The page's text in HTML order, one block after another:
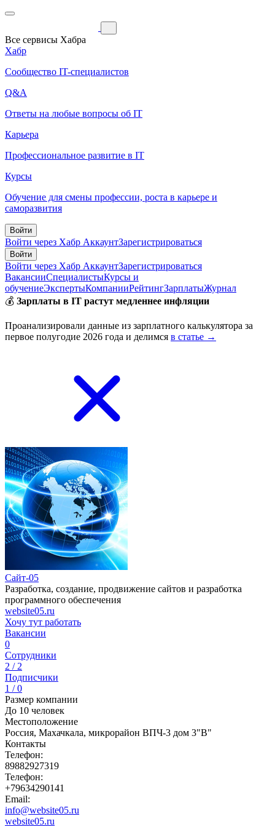
Все сервисы Хабра
Хабр
Сообщество IT-специалистов
Q&A
Ответы на любые вопросы об IT
Карьера
Профессиональное развитие в IT
Курсы
Обучение для смены профессии, роста в карьере и
саморазвития
Войти
Войти через Хабр АккаунтЗарегистрироваться
Войти
Войти через Хабр АккаунтЗарегистрироваться
ВакансииСпециалистыКурсы и
обучениеЭкспертыКомпанииРейтингЗарплатыЖурнал
💰 Зарплаты в IT растут медленнее инфляции
Проанализировали данные из зарплатного калькулятора за
первое полугодие 2026 года и делимся в статье →
Сайт-05
Разработка, создание, продвижение сайтов и разработка
программного обеспечения
website05.ru
Хочу тут работать
Вакансии
0
Сотрудники
2 / 2
Подписчики
1 / 0
Размер компании
До 10 человек
Местоположение
Россия, Махачкала, микрорайон ВПЧ-3 дом 3"В"
Контакты
Телефон:
89882927319
Телефон:
+79634290141
Email:
info@website05.ru
website05.ru